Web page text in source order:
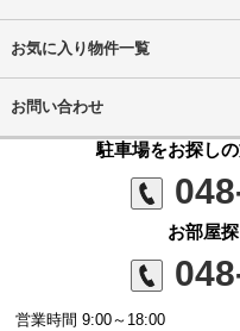
お気に入り物件一覧
お問い合わせ
駐車場をお探し
お部屋
営業時間 9:00～18:00